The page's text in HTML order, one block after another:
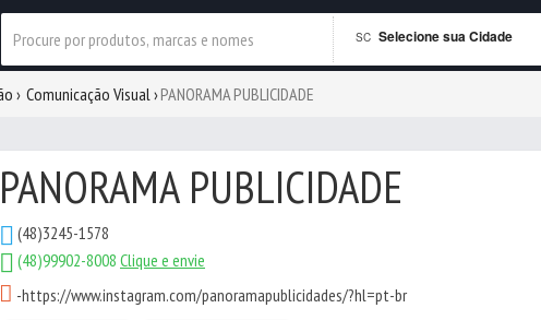
SC Selecione sua Cidade
Comunicação Visual PANORAMA PUBLICIDADE
PANORAMA PUBLICIDADE
(48)3245-1578
(48)99902-8008 Clique e envie
-https://www.instagram.com/panoramapublicidades/?hl=pt-br